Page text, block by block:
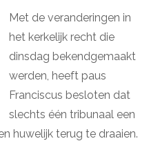
Met de veranderingen in
het kerkelijk recht die
dinsdag bekendgemaakt
werden, heeft paus
Franciscus besloten dat
slechts één tribunaal een
huwelijk terug te draaien.